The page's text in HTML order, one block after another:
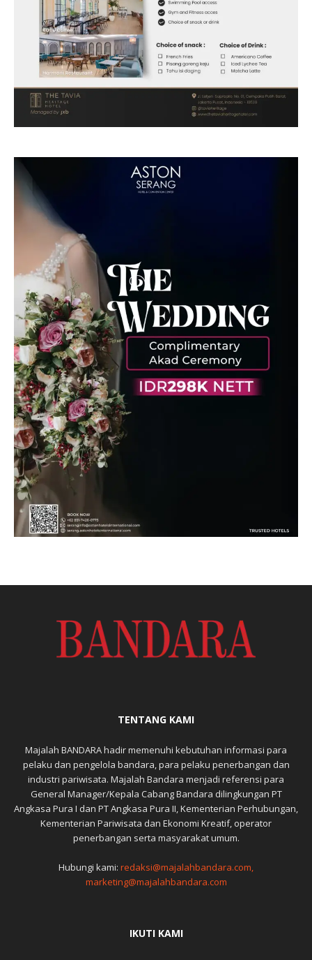
TENTANG KAMI
Majalah BANDARA hadir memenuhi kebutuhan informasi para
pelaku dan pengelola bandara, para pelaku penerbangan dan
industri pariwisata. Majalah Bandara menjadi referensi para
General Manager/Kepala Cabang Bandara dilingkungan PT
Angkasa Pura I dan PT Angkasa Pura II, Kementerian Perhubungan,
Kementerian Pariwisata dan Ekonomi Kreatif, operator
penerbangan serta masyarakat umum.
Hubungi kami: redaksi@majalahbandara.com,
marketing@majalahbandara.com
IKUTI KAMI